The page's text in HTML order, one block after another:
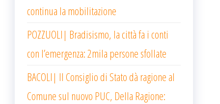
continua la mobilitazione
POZZUOLI| Bradisismo, la città fa i conti
con l’emergenza: 2mila persone sfollate
BACOLI| Il Consiglio di Stato dà ragione al
Comune sul nuovo PUC, Della Ragione: